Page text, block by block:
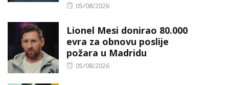
Posted
05/08/2026
Lionel Mesi donirao 80.000
evra za obnovu poslije
požara u Madridu
Posted
05/08/2026